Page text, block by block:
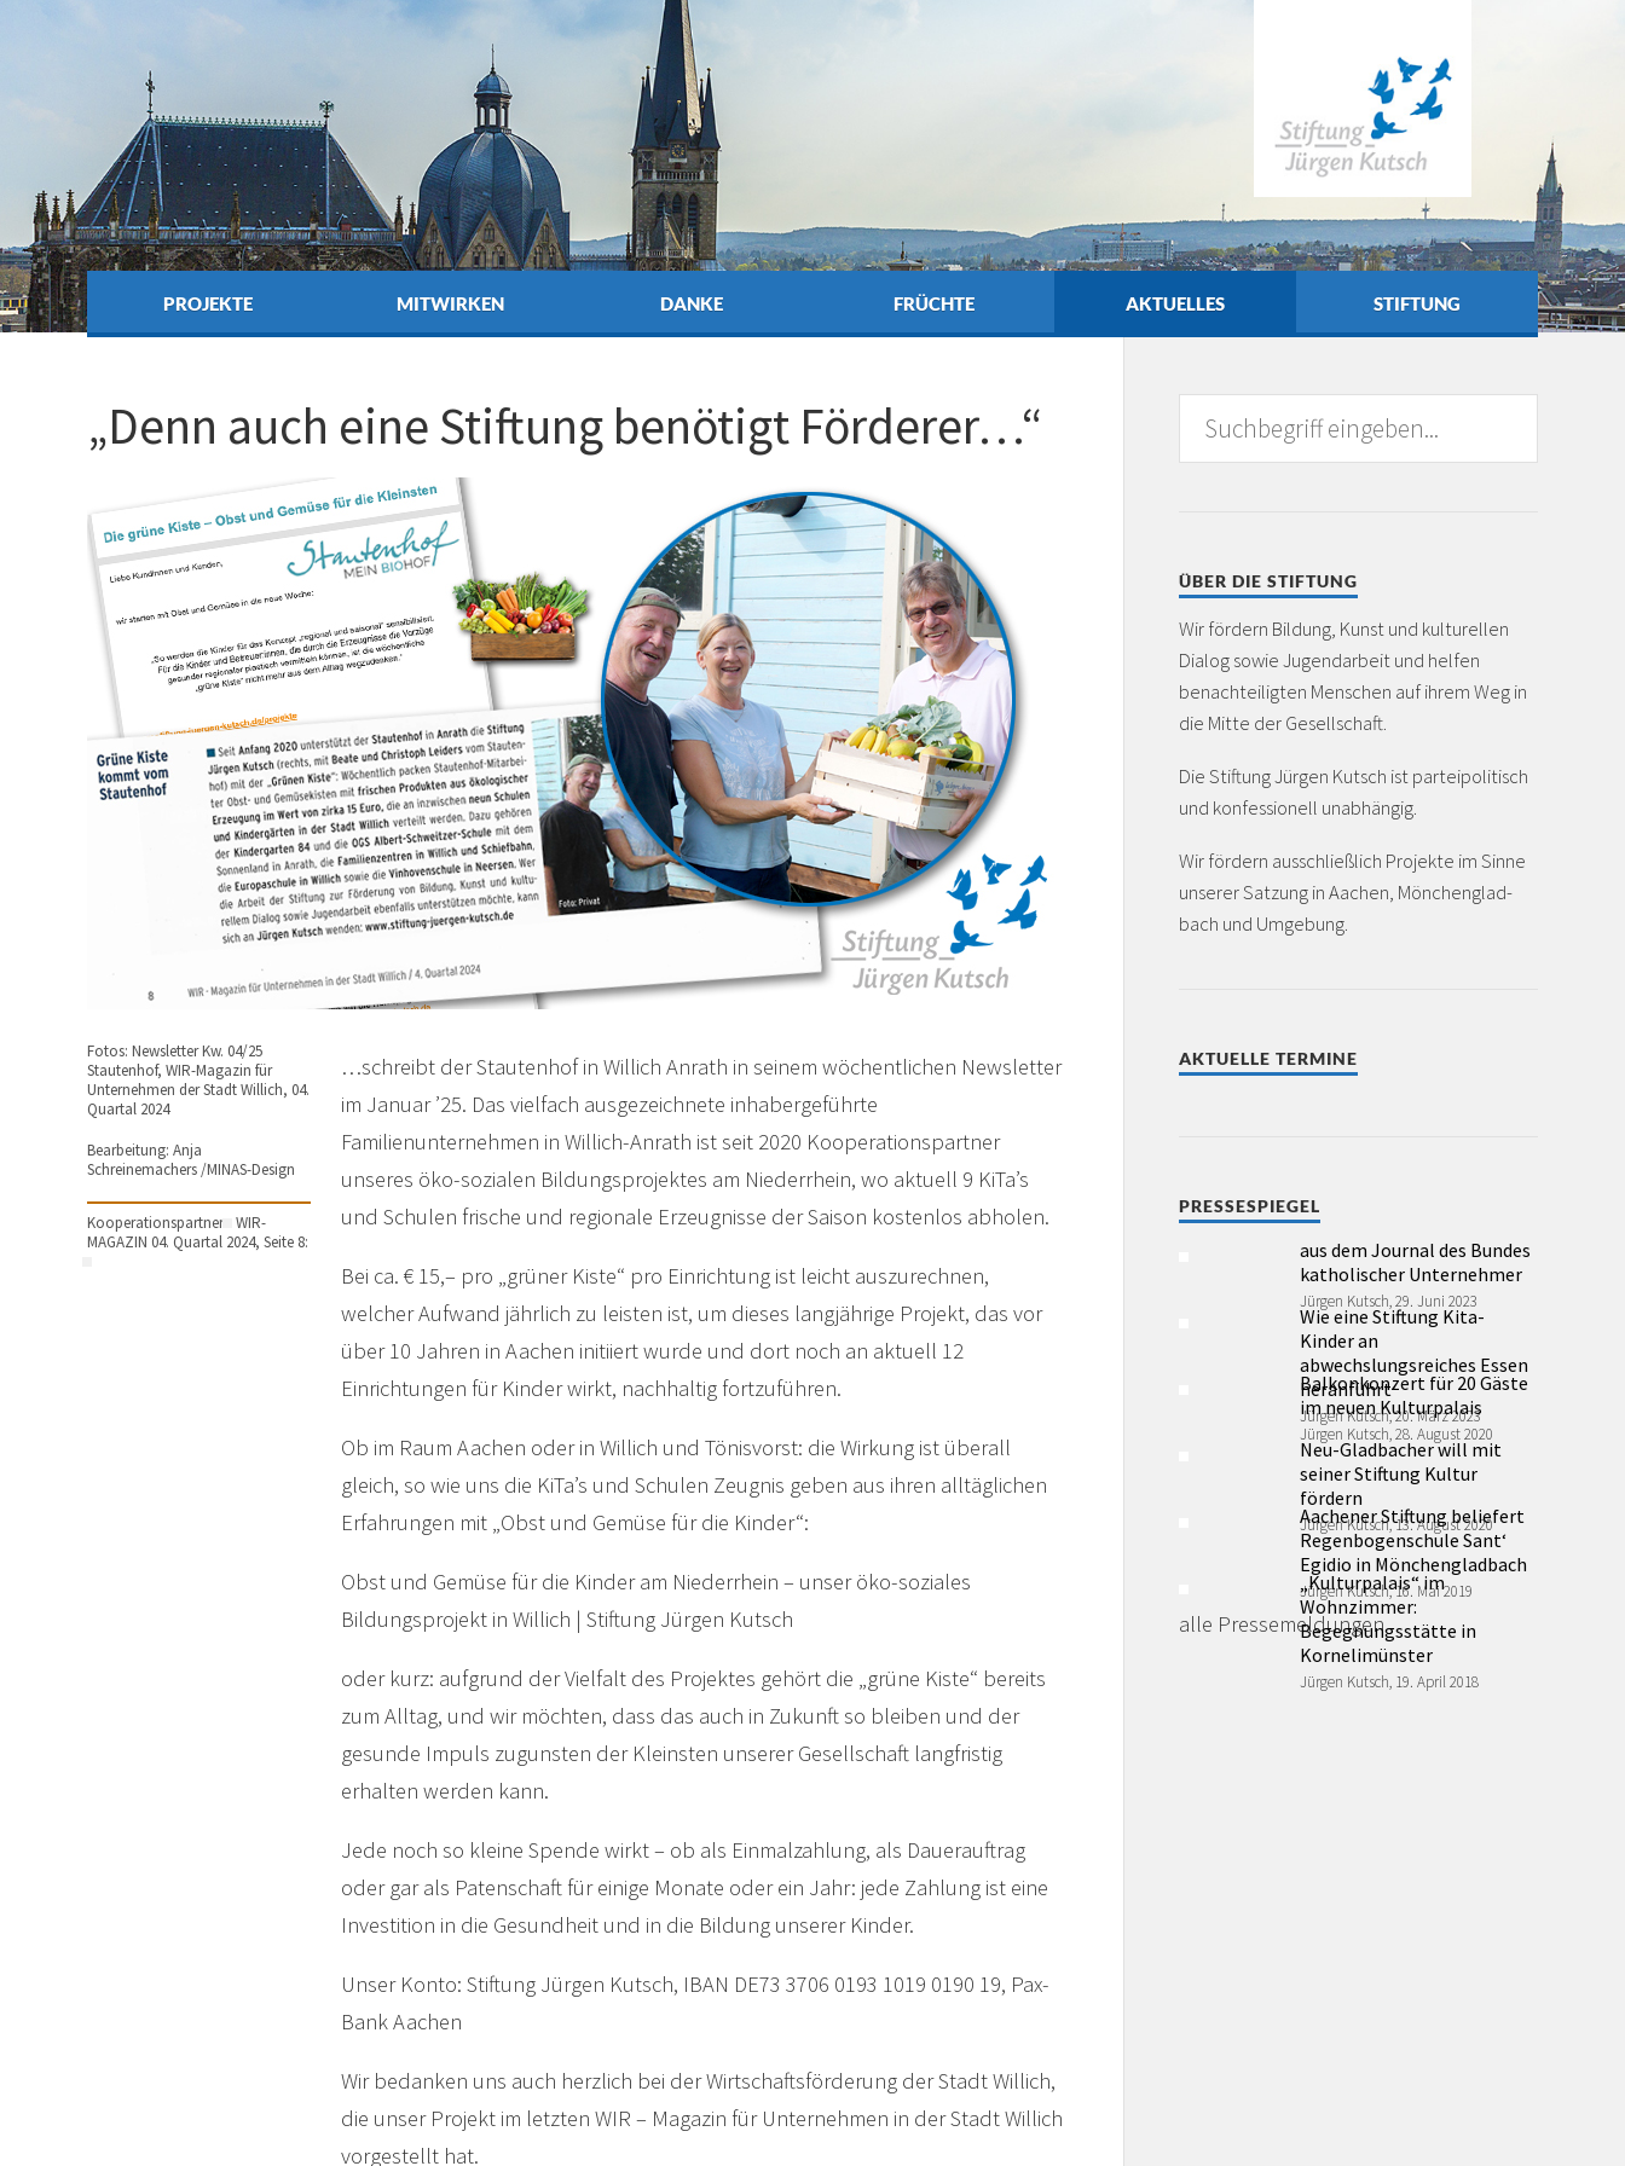
PROJEKTE MITWIRKEN DANKE FRÜCHTE AKTUELLES STIFTUNG
„Denn auch eine Stiftung benötigt Förderer…“
Fotos: Newsletter Kw. 04/25
Stautenhof, WIR-Magazin für
Unternehmen der Stadt Willich, 04.
Quartal 2024
Bearbeitung: Anja
Schreinemachers /MINAS-Design
Kooperationspartner
WIR-
MAGAZIN 04. Quartal 2024, Seite 8:
…schreibt der Stautenhof in Willich Anrath in seinem wöchentlichen Newsletter
im Januar ’25. Das vielfach ausgezeichnete inhabergeführte
Familienunternehmen in Willich-Anrath ist seit 2020 Kooperationspartner
unseres öko-sozialen Bildungsprojektes am Niederrhein, wo aktuell 9 KiTa’s
und Schulen frische und regionale Erzeugnisse der Saison kostenlos abholen.
Bei ca. € 15,– pro „grüner Kiste“ pro Einrichtung ist leicht auszurechnen,
welcher Aufwand jährlich zu leisten ist, um dieses langjährige Projekt, das vor
über 10 Jahren in Aachen initiiert wurde und dort noch an aktuell 12
Einrichtungen für Kinder wirkt, nachhaltig fortzuführen.
Ob im Raum Aachen oder in Willich und Tönisvorst: die Wirkung ist überall
gleich, so wie uns die KiTa’s und Schulen Zeugnis geben aus ihren alltäglichen
Erfahrungen mit „Obst und Gemüse für die Kinder“:
Obst und Gemüse für die Kinder am Niederrhein – unser öko-soziales
Bildungsprojekt in Willich | Stiftung Jürgen Kutsch
oder kurz: aufgrund der Vielfalt des Projektes gehört die „grüne Kiste“ bereits
zum Alltag, und wir möchten, dass das auch in Zukunft so bleiben und der
gesunde Impuls zugunsten der Kleinsten unserer Gesellschaft langfristig
erhalten werden kann.
Jede noch so kleine Spende wirkt – ob als Einmalzahlung, als Dauerauftrag
oder gar als Patenschaft für einige Monate oder ein Jahr: jede Zahlung ist eine
Investition in die Gesundheit und in die Bildung unserer Kinder.
Unser Konto: Stiftung Jürgen Kutsch, IBAN DE73 3706 0193 1019 0190 19, Pax-
Bank Aachen
Wir bedanken uns auch herzlich bei der Wirtschaftsförderung der Stadt Willich,
die unser Projekt im letzten WIR – Magazin für Unternehmen in der Stadt Willich
vorgestellt hat.
ÜBER DIE STIFTUNG
Wir fördern Bildung, Kunst und kulturellen
Dialog sowie Jugendarbeit und helfen
benachteiligten Menschen auf ihrem Weg in
die Mitte der Gesellschaft.
Die Stiftung Jürgen Kutsch ist partei­politisch
und konfessionell unabhängig.
Wir fördern ausschließlich Projekte im Sinne
unserer Satzung in Aachen, Mönchen­glad­
bach und Umgebung.
AKTUELLE TERMINE
PRESSESPIEGEL
aus dem Journal des Bundes
katholischer Unternehmer
Jürgen Kutsch, 29. Juni 2023
Wie eine Stiftung Kita-
Kinder an
abwechslungsreiches Essen
heranführt
Jürgen Kutsch, 20. März 2023
Balkonkonzert für 20 Gäste
im neuen Kulturpalais
Jürgen Kutsch, 28. August 2020
Neu-Gladbacher will mit
seiner Stiftung Kultur
fördern
Jürgen Kutsch, 13. August 2020
Aachener Stiftung beliefert
Regenbogenschule Sant‘
Egidio in Mönchengladbach
Jürgen Kutsch, 16. Mai 2019
„Kulturpalais“ im
Wohnzimmer:
Begegnungsstätte in
Kornelimünster
Jürgen Kutsch, 19. April 2018
alle Pressemeldungen